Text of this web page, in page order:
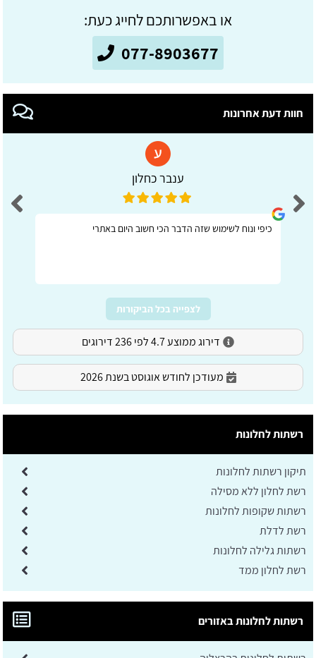
או באפשרותכם לחייג כעת:
077-8903677
חוות דעת אחרונות
ענבר כחלון
כיפי ונוח לשימוש שזה הדבר הכי חשוב היום באתרי
לצפייה בכל הביקורות
דירוג ממוצע 4.7 לפי 236 דירוגים
מעודכן לחודש אוגוסט בשנת 2026
רשתות לחלונות
תיקון רשתות לחלונות
רשת לחלון ללא מסילה
רשתות שקופות לחלונות
רשת לדלת
רשתות גלילה לחלונות
רשת לחלון ממד
רשתות לחלונות באזורים